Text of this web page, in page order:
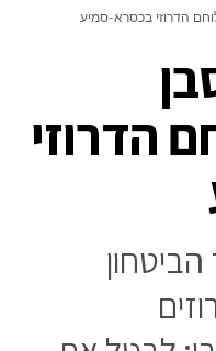
הדרוזי בכסרא-סמיע
הדרוזי